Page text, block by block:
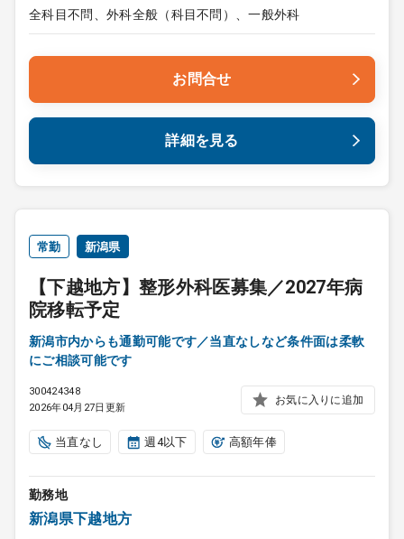
全科目不問、外科全般（科目不問）、一般外科
お問合せ
詳細を見る
常勤 新潟県
【下越地方】整形外科医募集／2027年病
院移転予定
新潟市内からも通勤可能です／当直なしなど条件面は柔軟
にご相談可能です
300424348
2026年04月27日更新
お気に入りに追加
当直なし 週4以下 高額年俸
勤務地
新潟県下越地方